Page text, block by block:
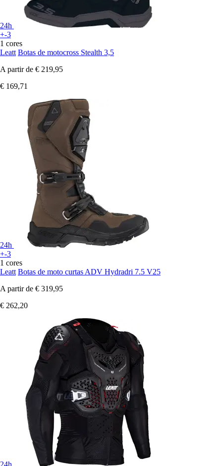
24h
+-3
1 cores
Leatt Botas de motocross Stealth 3,5
A partir de € 219,95
€ 169,71
24h
+-3
1 cores
Leatt Botas de moto curtas ADV Hydradri 7.5 V25
A partir de € 319,95
€ 262,20
24h